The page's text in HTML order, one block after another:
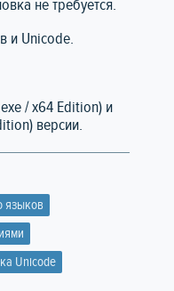
не требуется.
и Unicode.
/ x64 Edition) и
версии.
языков
Unicode